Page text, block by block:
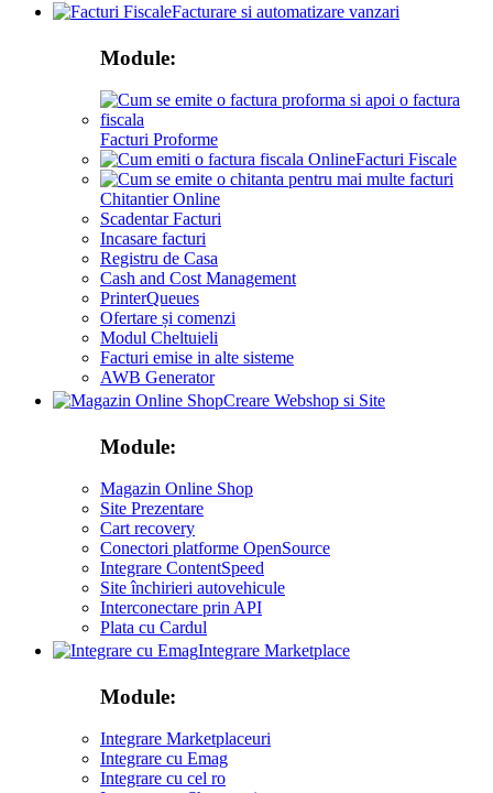
Facturare si automatizare vanzari
Module:
Facturi Proforme
Facturi Fiscale
Chitantier Online
Scadentar Facturi
Incasare facturi
Registru de Casa
Cash and Cost Management
PrinterQueues
Ofertare și comenzi
Modul Cheltuieli
Facturi emise in alte sisteme
AWB Generator
Creare Webshop si Site
Module:
Magazin Online Shop
Site Prezentare
Cart recovery
Conectori platforme OpenSource
Integrare ContentSpeed
Site închirieri autovehicule
Interconectare prin API
Plata cu Cardul
Integrare Marketplace
Module:
Integrare Marketplaceuri
Integrare cu Emag
Integrare cu cel ro